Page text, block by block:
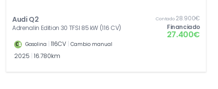
Audi Q2
Adrenalin Edition 30 TFSI 85 kW (116 CV)
Contado28.900€
Financiado
27.400€
Gasolina 116CV Cambio manual
2025 16.780km